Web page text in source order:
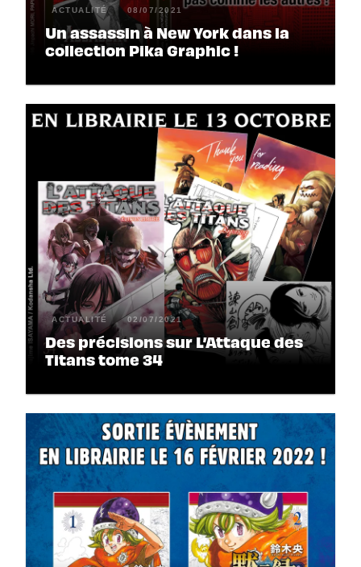
ACTUALITÉ 08/07/2021
Un assassin à New York dans la
collection Pika Graphic !
ACTUALITÉ 02/07/2021
Des précisions sur L’Attaque des
Titans tome 34